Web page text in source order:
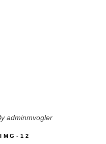
adminmvogler
12